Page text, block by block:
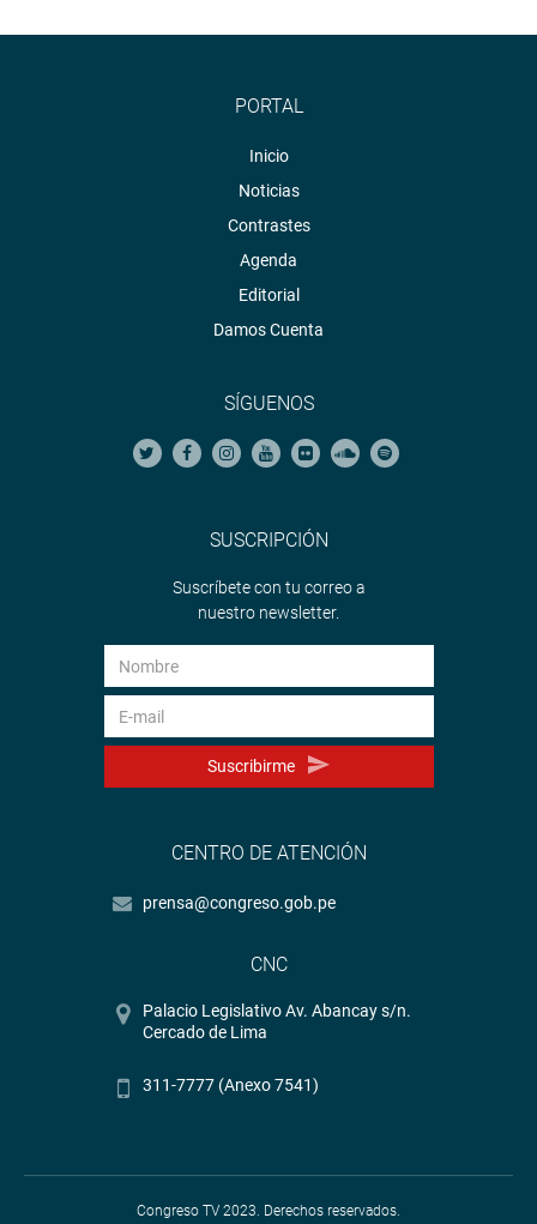
PORTAL
Inicio
Noticias
Contrastes
Agenda
Editorial
Damos Cuenta
SÍGUENOS
SUSCRIPCIÓN
Suscríbete con tu correo a
nuestro newsletter.
Suscribirme
CENTRO DE ATENCIÓN
prensa@congreso.gob.pe
CNC
Palacio Legislativo Av. Abancay s/n.
Cercado de Lima
311-7777 (Anexo 7541)
Congreso TV 2023. Derechos reservados.